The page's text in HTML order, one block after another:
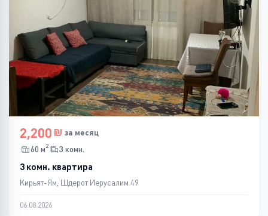
2,200
за месяц
60 м2 3 комн.
3 комн. квартира
Кирьят-Ям, Шдерот Иерусалим 49
06.08.2026